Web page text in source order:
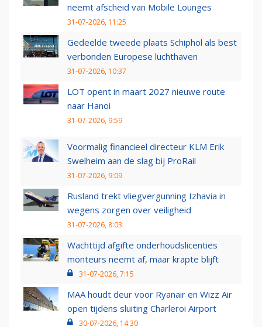
neemt afscheid van Mobile Lounges
31-07-2026, 11:25
Gedeelde tweede plaats Schiphol als best
verbonden Europese luchthaven
31-07-2026, 10:37
LOT opent in maart 2027 nieuwe route
naar Hanoi
31-07-2026, 9:59
Voormalig financieel directeur KLM Erik
Swelheim aan de slag bij ProRail
31-07-2026, 9:09
Rusland trekt vliegvergunning Izhavia in
wegens zorgen over veiligheid
31-07-2026, 8:03
Wachttijd afgifte onderhoudslicenties
monteurs neemt af, maar krapte blijft
31-07-2026, 7:15
MAA houdt deur voor Ryanair en Wizz Air
open tijdens sluiting Charleroi Airport
30-07-2026, 14:30